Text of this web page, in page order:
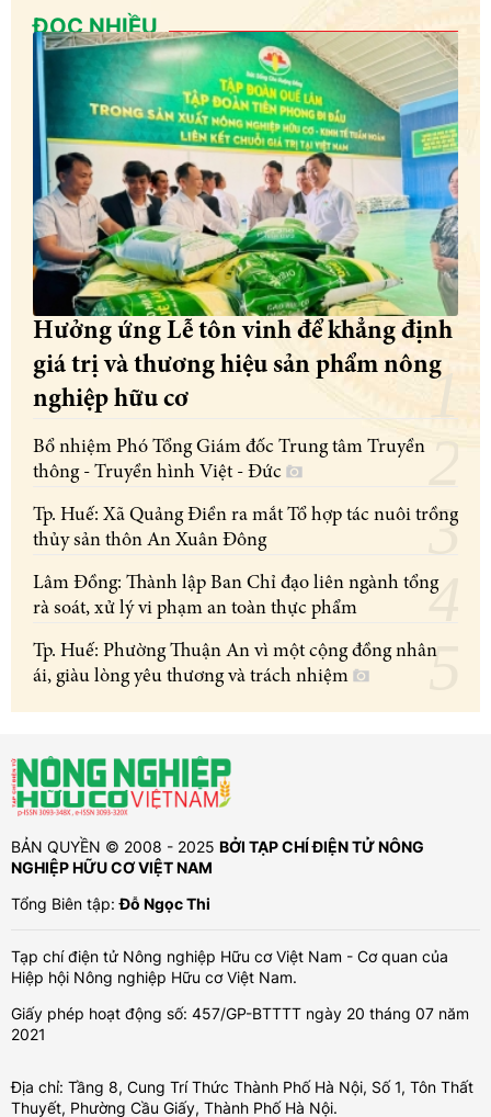
ĐỌC NHIỀU
Hưởng ứng Lễ tôn vinh để khẳng định
giá trị và thương hiệu sản phẩm nông
nghiệp hữu cơ
Bổ nhiệm Phó Tổng Giám đốc Trung tâm Truyền
thông - Truyền hình Việt - Đức
Tp. Huế: Xã Quảng Điền ra mắt Tổ hợp tác nuôi trồng
thủy sản thôn An Xuân Đông
Lâm Đồng: Thành lập Ban Chỉ đạo liên ngành tổng
rà soát, xử lý vi phạm an toàn thực phẩm
Tp. Huế: Phường Thuận An vì một cộng đồng nhân
ái, giàu lòng yêu thương và trách nhiệm
BẢN QUYỀN © 2008 - 2025 BỞI TẠP CHÍ ĐIỆN TỬ NÔNG
NGHIỆP HỮU CƠ VIỆT NAM
Tổng Biên tập:Đỗ Ngọc Thi
Tạp chí điện tử Nông nghiệp Hữu cơ Việt Nam - Cơ quan của
Hiệp hội Nông nghiệp Hữu cơ Việt Nam.
Giấy phép hoạt động số: 457/GP-BTTTT ngày 20 tháng 07 năm
2021
Địa chỉ: Tầng 8, Cung Trí Thức Thành Phố Hà Nội, Số 1, Tôn Thất
Thuyết, Phường Cầu Giấy, Thành Phố Hà Nội.